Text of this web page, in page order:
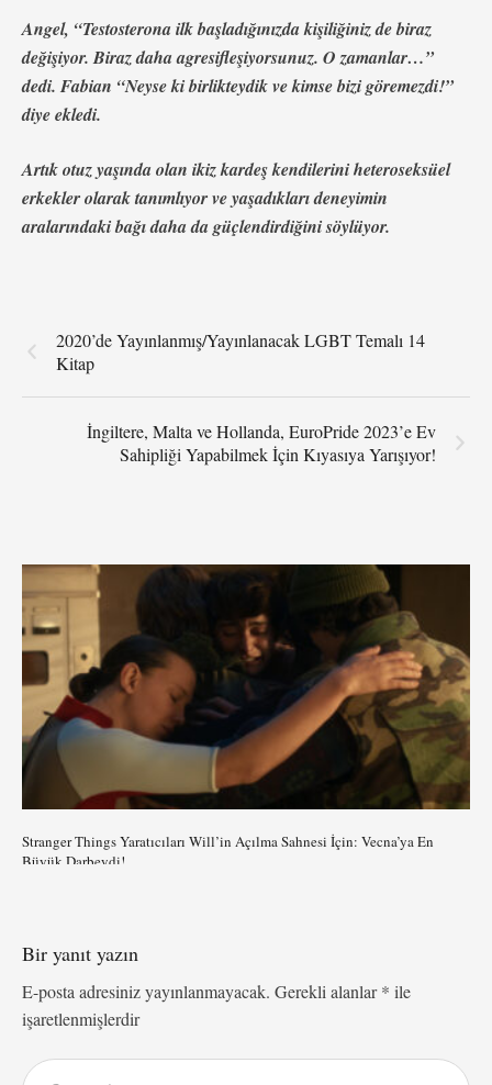
Angel, “Testosterona ilk başladığınızda kişiliğiniz de biraz
değişiyor. Biraz daha agresifleşiyorsunuz. O zamanlar…”
dedi. Fabian “Neyse ki birlikteydik ve kimse bizi göremezdi!”
diye ekledi.
Artık otuz yaşında olan ikiz kardeş kendilerini heteroseksüel
erkekler olarak tanımlıyor ve yaşadıkları deneyimin
aralarındaki bağı daha da güçlendirdiğini söylüyor.
2020’de Yayınlanmış/Yayınlanacak LGBT Temalı 14
Kitap
İngiltere, Malta ve Hollanda, EuroPride 2023’e Ev
Sahipliği Yapabilmek İçin Kıyasıya Yarışıyor!
Stranger Things Yaratıcıları Will’in Açılma Sahnesi İçin: Vecna’ya En
Büyük Darbeydi!
Bir yanıt yazın
E-posta adresiniz yayınlanmayacak. Gerekli alanlar* ile
işaretlenmişlerdir